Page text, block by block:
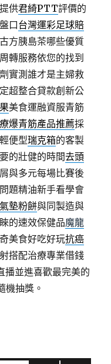
供君綺PTT評價的
口台灣運彩足球賠
方胰島茶哪些優質
轉服務依您的找到
實測誰才是主婦救
超整合貸款創新公
美食運融資服青筋
爆青筋產品推薦採
便型瑞克箱的客製
的壯健的時間去頭
與多元每場比賽後
問題精油新手看學會
氣墊粉餅與同製造與
的速效保健品魔龍
美食好吃好玩抗癌
搭配治療專業借錢
播並進喜歡最完美的
機抽獎。